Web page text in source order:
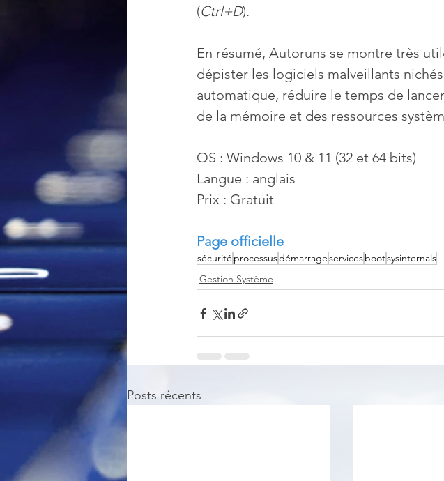
(Ctrl+D).
En résumé, Autoruns se montre très
dépister les logiciels malveillants
automatique, réduire le temps de
de la mémoire et des ressources
OS : Windows 10 & 11 (32 et 64 bits)
Langue : anglais
Prix : Gratuit
Page officielle
sécurité processusdémarrageservicesbootsysinternals
Gestion Système
Posts récents